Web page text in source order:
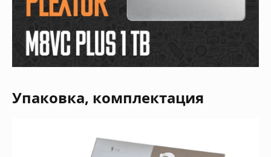
Упаковка, комплектация